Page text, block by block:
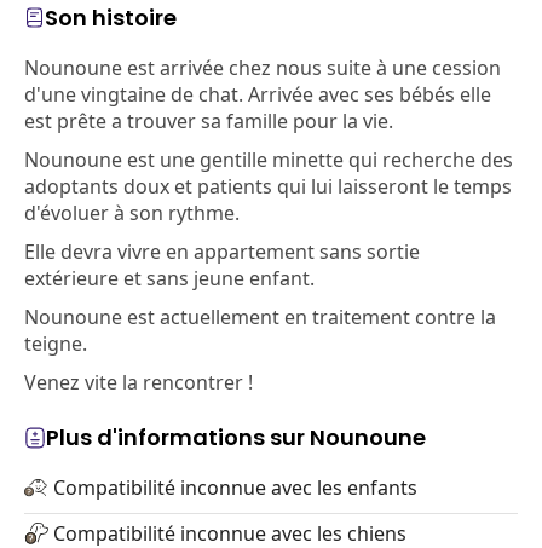
Son histoire
Nounoune est arrivée chez nous suite à une cession
d'une vingtaine de chat. Arrivée avec ses bébés elle
est prête a trouver sa famille pour la vie.
Nounoune est une gentille minette qui recherche des
adoptants doux et patients qui lui laisseront le temps
d'évoluer à son rythme.
Elle devra vivre en appartement sans sortie
extérieure et sans jeune enfant.
Nounoune est actuellement en traitement contre la
teigne.
Venez vite la rencontrer !
Plus d'informations sur Nounoune
Compatibilité inconnue avec les enfants
Compatibilité inconnue avec les chiens